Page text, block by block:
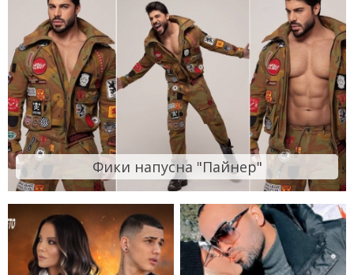
Фики напусна "Пайнер"